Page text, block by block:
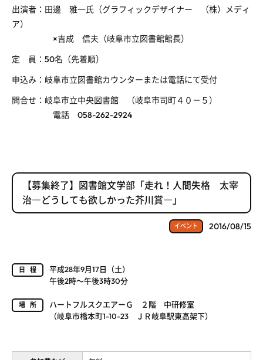
出演者：田邊 雅一氏（グラフィックデザイナー （株）メディ
ア）
×吉成 信夫（岐阜市立図書館館長）
定 員：50名（先着順）
申込み：岐阜市立図書館カウンターまたは電話にて受付
問合せ：岐阜市立中央図書館 （岐阜市司町４０－５）
電話 058-262-2924
【募集終了】図書館文学部「走れ！人間失格 太宰
治―どうしても欲しかった芥川賞―」
イベント 2016/08/15
日程
平成28年9月17日（土）
午後2時～午後3時30分
場所
ハートフルスクエアーＧ ２階 中研修室
（岐阜市橋本町1-10-23 ＪＲ岐阜駅東高架下）